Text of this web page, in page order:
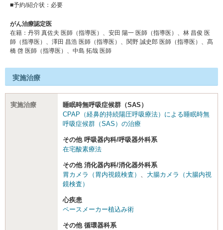
■予約/紹介状：必要
がん治療認定医
在籍：丹⽻ 真佐夫 医師（指導医）、安⽥ 陽⼀ 医師（指導医）、林 昌俊 医
師（指導医）、澤⽥ 昌浩 医師（指導医）、関野 誠史郎 医師（指導医）、髙
橋 啓 医師（指導医）、中島 拓哉 医師
実施治療
実施治療
睡眠時無呼吸症候群（SAS）
CPAP（経鼻的持続陽圧呼吸療法）による睡眠時無
呼吸症候群（SAS）の治療
その他 呼吸器内科/呼吸器外科系
在宅酸素療法
その他 消化器内科/消化器外科系
胃カメラ（胃内視鏡検査）
大腸カメラ（大腸内視
鏡検査）
心疾患
ペースメーカー植込み術
その他 循環器科系